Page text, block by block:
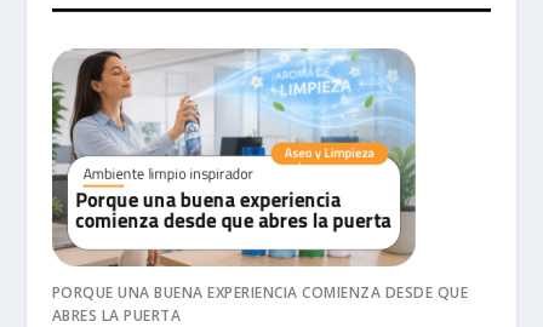
PORQUE UNA BUENA EXPERIENCIA COMIENZA DESDE QUE
ABRES LA PUERTA